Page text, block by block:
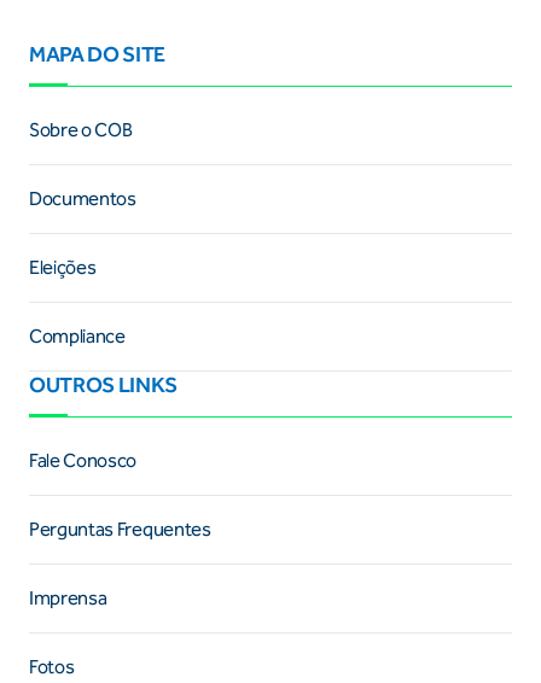
MAPA DO SITE
Sobre o COB
Documentos
Eleições
Compliance
OUTROS LINKS
Fale Conosco
Perguntas Frequentes
Imprensa
Fotos